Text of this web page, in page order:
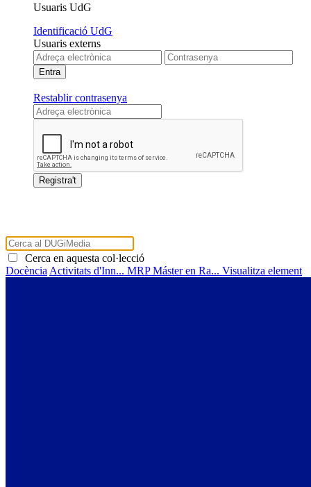
Usuaris UdG
Identificació UdG
Usuaris externs
Restablir contrasenya
Cerca en aquesta col·lecció
Docència Activitats d'Inn... MRP Máster en Ra... Visualitza element